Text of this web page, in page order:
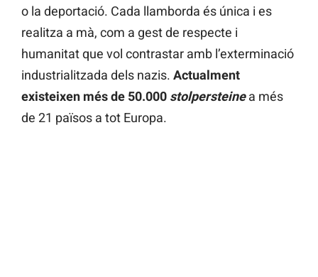
o la deportació. Cada llamborda és única i es
realitza a mà, com a gest de respecte i
humanitat que vol contrastar amb l’exterminació
industrialitzada dels nazis. Actualment
existeixen més de 50.000 stolpersteine a més
de 21 països a tot Europa.